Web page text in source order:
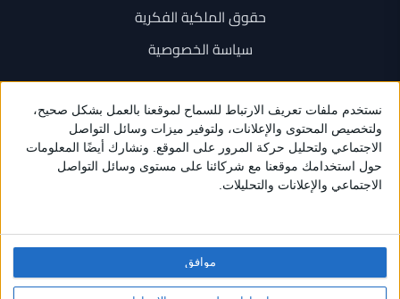
موافق
حقوق الملكية الفكرية
سياسة الخصوصية
اتصل بنا
+962 6 534 1777
+962 79 202 7000